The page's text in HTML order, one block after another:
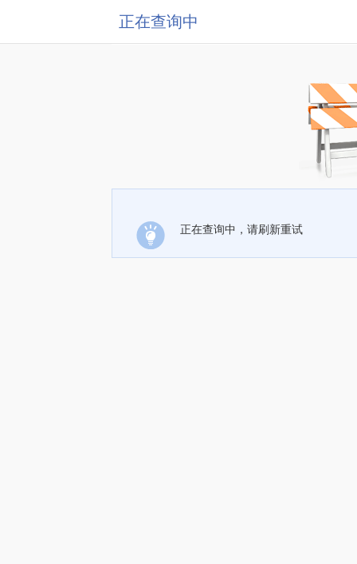
正在查询中
正在查询中，请刷新重试